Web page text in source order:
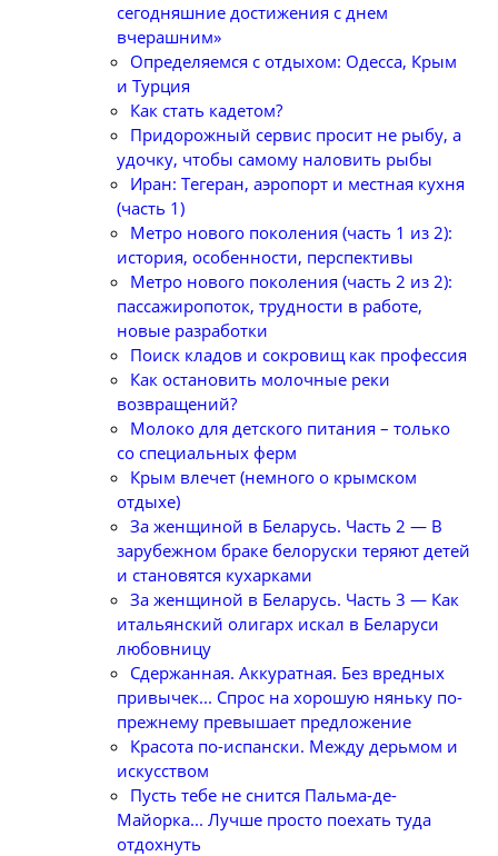
сегодняшние достижения с днем
вчерашним»
Определяемся с отдыхом: Одесса, Крым
и Турция
Как стать кадетом?
Придорожный сервис просит не рыбу, а
удочку, чтобы самому наловить рыбы
Иран: Тегеран, аэропорт и местная кухня
(часть 1)
Метро нового поколения (часть 1 из 2):
история, особенности, перспективы
Метро нового поколения (часть 2 из 2):
пассажиропоток, трудности в работе,
новые разработки
Поиск кладов и сокровищ как профессия
Как остановить молочные реки
возвращений?
Молоко для детского питания – только
со специальных ферм
Крым влечет (немного о крымском
отдыхе)
За женщиной в Беларусь. Часть 2 — В
зарубежном браке белоруски теряют детей
и становятся кухарками
За женщиной в Беларусь. Часть 3 — Как
итальянский олигарх искал в Беларуси
любовницу
Сдержанная. Аккуратная. Без вредных
привычек... Спрос на хорошую няньку по-
прежнему превышает предложение
Красота по-испански. Между дерьмом и
искусством
Пусть тебе не снится Пальма-де-
Майорка... Лучше просто поехать туда
отдохнуть